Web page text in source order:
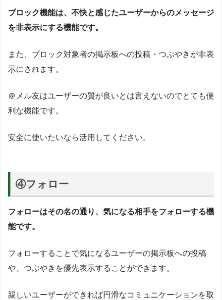
ブロック機能は、不快と感じたユーザーからのメッセージ
を非表示にする機能です。
また、ブロック対象者の掲示板への投稿・つぶやきが非表
示にされます。
＠メル友はユーザーの質が良いとは言えないのでとても便
利な機能です。
安全に使いたいなら活用してください。
④フォロー
フォローはその名の通り、気になる相手をフォローする機
能です。
フォローすることで気になるユーザーの掲示板への投稿
や、つぶやきを優先表示することができます。
親しいユーザーができれば円滑なコミュニケーションを取